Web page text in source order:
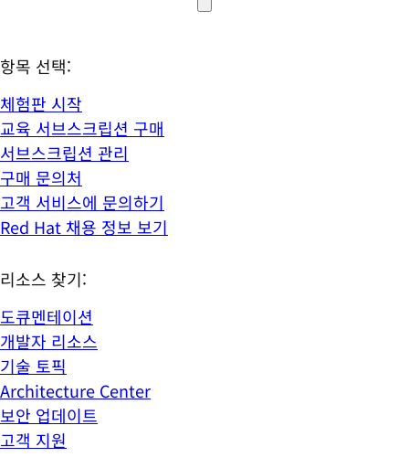
항목 선택:
체험판 시작
교육 서브스크립션 구매
서브스크립션 관리
구매 문의처
고객 서비스에 문의하기
Red Hat 채용 정보 보기
리소스 찾기:
도큐멘테이션
개발자 리소스
기술 토픽
Architecture Center
보안 업데이트
고객 지원